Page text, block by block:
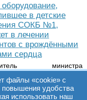
в детские
СОКБ №1,
в лечении
с врождёнными
сердца
министра
Свердловской
Вячеслав Липатов, а
представители
областного
файлы «cookie» с
повышения удобства
использовать наш